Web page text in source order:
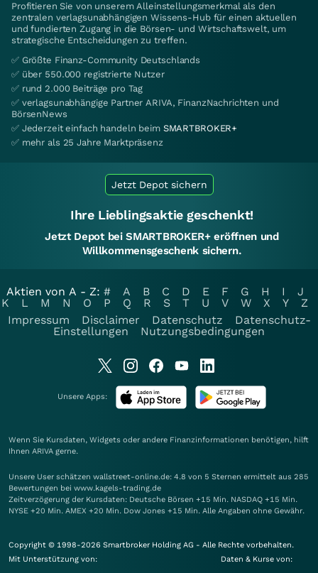
Profitieren Sie von unserem Alleinstellungsmerkmal als den
zentralen verlagsunabhängigen Wissens-Hub für einen aktuellen
und fundierten Zugang in die Börsen- und Wirtschaftswelt, um
strategische Entscheidungen zu treffen.
✅ Größte Finanz-Community Deutschlands
✅ über 550.000 registrierte Nutzer
✅ rund 2.000 Beiträge pro Tag
✅ verlagsunabhängige Partner ARIVA, FinanzNachrichten und
BörsenNews
✅ Jederzeit einfach handeln beim SMARTBROKER+
✅ mehr als 25 Jahre Marktpräsenz
Jetzt Depot sichern
Ihre Lieblingsaktie geschenkt!
Jetzt Depot bei SMARTBROKER+ eröffnen und
Willkommensgeschenk sichern.
Aktien von A - Z: # A B C D E F G H I
J
K
L M N O P Q R S T U V W X Y
Z
Impressum
Disclaimer Datenschutz
Datenschutz-
Einstellungen
Nutzungsbedingungen
Unsere Apps:
Wenn Sie Kursdaten, Widgets oder andere Finanzinformationen benötigen, hilft
Ihnen ARIVA gerne.
Unsere User schätzen wallstreet-online.de: 4.8 von 5 Sternen ermittelt aus 285
Bewertungen bei www.kagels-trading.de
Zeitverzögerung der Kursdaten: Deutsche Börsen +15 Min. NASDAQ +15 Min.
NYSE +20 Min. AMEX +20 Min. Dow Jones +15 Min. Alle Angaben ohne Gewähr.
Copyright © 1998-2026 Smartbroker Holding AG - Alle Rechte vorbehalten.
Mit Unterstützung von:
Daten & Kurse von: